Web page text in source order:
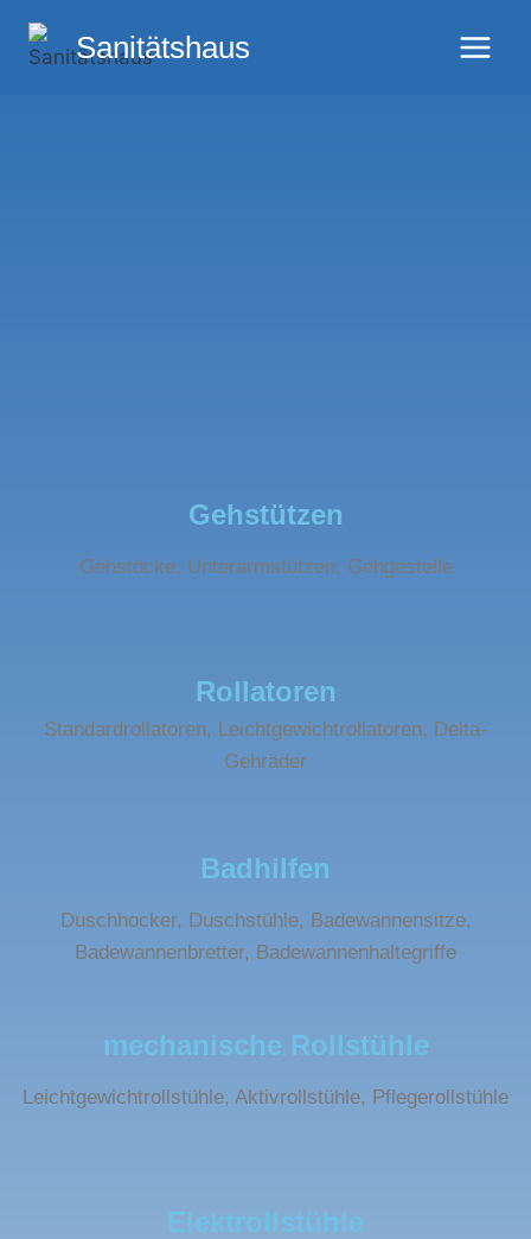
Sanitätshaus
Gehstützen
Gehstöcke, Unterarmstützen, Gehgestelle
Rollatoren
Standardrollatoren, Leichtgewichtrollatoren, Delta-
Gehräder
Badhilfen
Duschhocker, Duschstühle, Badewannensitze,
Badewannenbretter, Badewannenhaltegriffe
mechanische Rollstühle
Leichtgewichtrollstühle, Aktivrollstühle, Pflegerollstühle
Elektrollstühle